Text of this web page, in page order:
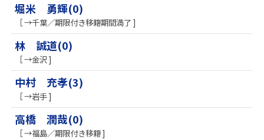
堀米 勇輝(0)
［ →千葉／期限付き移籍期間満了 ]
林 誠道(0)
［ →金沢 ]
中村 充孝(3)
［ →岩手 ]
高橋 潤哉(0)
［ →福島／期限付き移籍 ]